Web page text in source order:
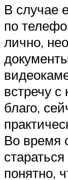
В случае
по
лично,
встречу с
благо,
Во время
понятно,